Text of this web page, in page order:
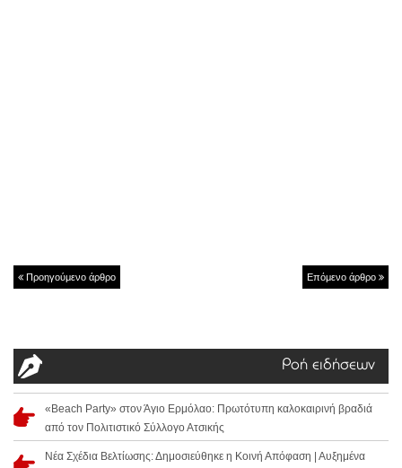
Προηγούμενο άρθρο Επόμενο άρθρο
Ροή ειδήσεων
«Beach Party» στον Άγιο Ερμόλαο: Πρωτότυπη καλοκαιρινή βραδιά
από τον Πολιτιστικό Σύλλογο Ατσικής
Νέα Σχέδια Βελτίωσης: Δημοσιεύθηκε η Κοινή Απόφαση | Αυξημένα